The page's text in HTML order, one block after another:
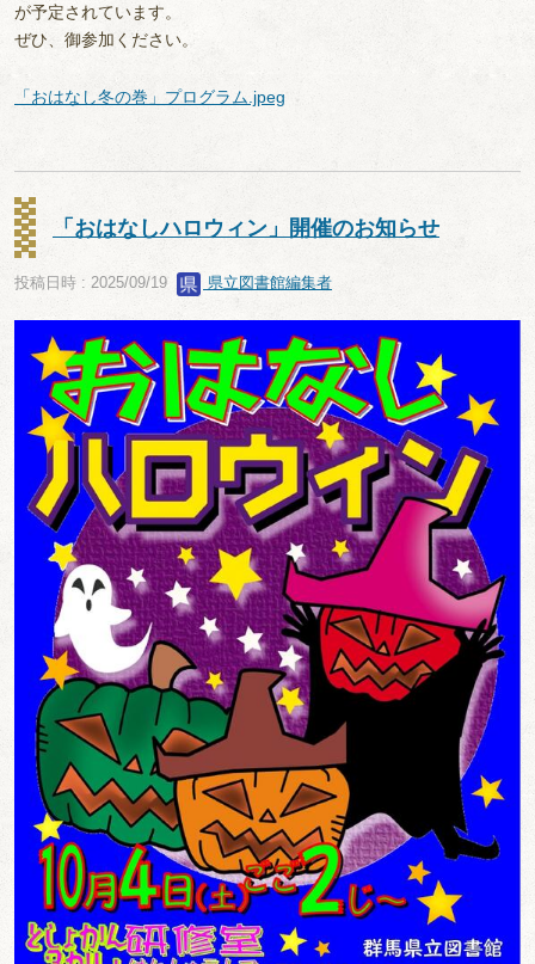
が予定されています。
ぜひ、御参加ください。
「おはなし冬の巻」プログラム.jpeg
「おはなしハロウィン」開催のお知らせ
投稿日時 : 2025/09/19 県立図書館編集者